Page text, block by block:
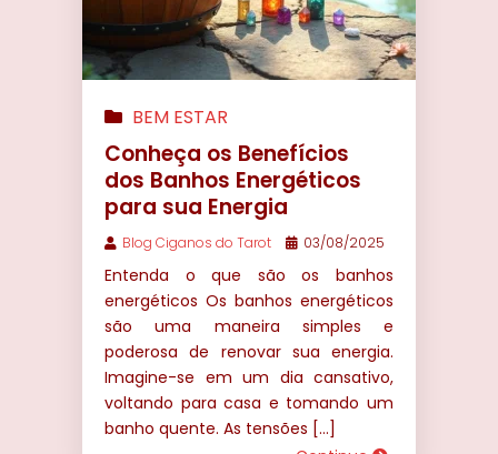
BEM ESTAR
Conheça os Benefícios
dos Banhos Energéticos
para sua Energia
Blog Ciganos do Tarot 03/08/2025
Entenda o que são os banhos
energéticos Os banhos energéticos
são uma maneira simples e
poderosa de renovar sua energia.
Imagine-se em um dia cansativo,
voltando para casa e tomando um
banho quente. As tensões […]